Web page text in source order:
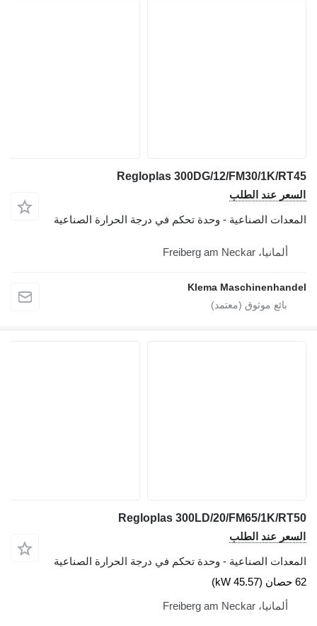
Regloplas 300DG/12/FM30/1K/RT45
السعر عند الطلب
المعدات الصناعية - وحدة تحكم في درجة الحرارة الصناعية
ألمانيا، Freiberg am Neckar
Klema Maschinenhandel
Regloplas 300LD/20/FM65/1K/RT50
السعر عند الطلب
المعدات الصناعية - وحدة تحكم في درجة الحرارة الصناعية
62 حصان (45.57 kW)
ألمانيا، Freiberg am Neckar